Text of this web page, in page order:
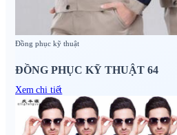
Đồng phục kỹ thuật
ĐỒNG PHỤC KỸ THUẬT 64
Xem chi tiết